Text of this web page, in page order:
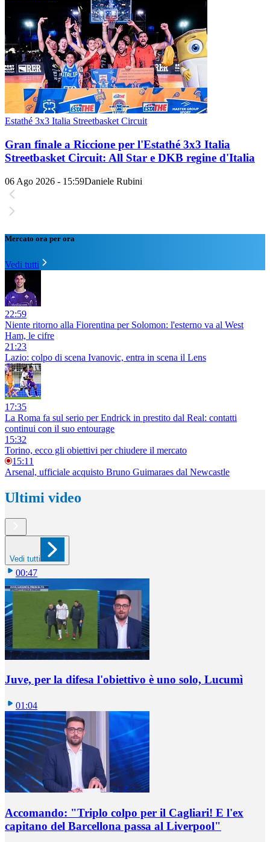
Estathé 3x3 Italia Streetbasket Circuit
Gran finale a Riccione per l'Estathé 3x3 Italia
Streetbasket Circuit: All Star e DKB regine d'Italia
06 Ago 2026 - 15:59Daniele Rubini
Mercato ora per ora
Vedi tutti
22:59
Niente ritorno alla Fiorentina per Solomon: l'esterno va al West
Ham, le cifre
21:23
Lazio: colpo di scena Ivanovic, entra in scena il Lens
17:35
La Roma fa sul serio per Endrick in prestito dal Real: contatti
continui con il suo entourage
15:32
Torino, ecco gli obiettivi per chiudere il mercato
15:11
Arsenal, ufficiale acquisto Bruno Guimaraes dal Newcastle
Ultimi video
Vedi tutti
00:47
Juve, per la difesa l'obiettivo è uno solo, Lucumì
01:04
Accomando: "Triplo colpo per il Cagliari! E l'ex
capitano del Barcellona passa al Liverpool"